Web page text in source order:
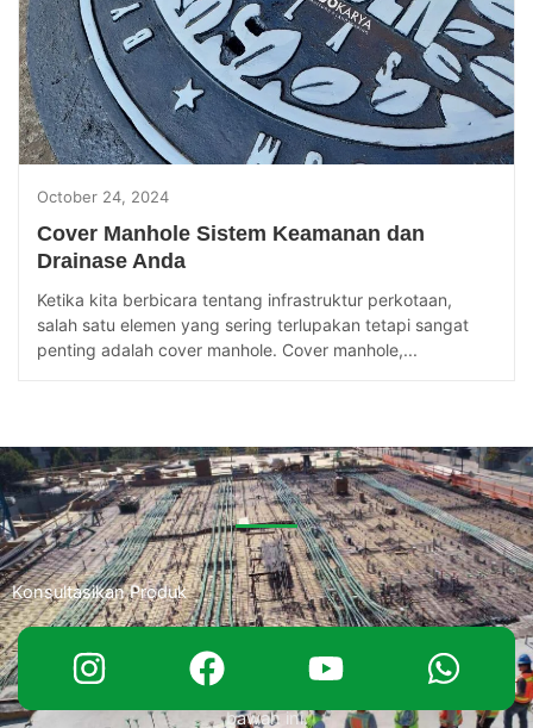
October 24, 2024
Cover Manhole Sistem Keamanan dan
Drainase Anda
Ketika kita berbicara tentang infrastruktur perkotaan,
salah satu elemen yang sering terlupakan tetapi sangat
penting adalah cover manhole. Cover manhole,...
Konsultasikan Produk
Jika anda ingin bertanya perihal produk seperti spesifikasi
hingga penawaran harga. Hubungi kami dengan klik tombol di
bawah ini.